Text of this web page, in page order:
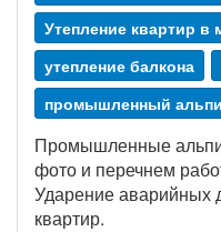
Утепление квартир в
утепление балкона
промышленный
Промышленные
фото и перечнем
Ударение аварийных
квартир.